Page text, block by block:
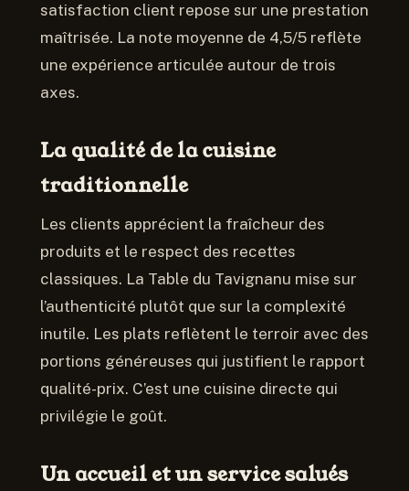
satisfaction client repose sur une prestation
maîtrisée. La note moyenne de 4,5/5 reflète
une expérience articulée autour de trois
axes.
La qualité de la cuisine
traditionnelle
Les clients apprécient la fraîcheur des
produits et le respect des recettes
classiques. La Table du Tavignanu mise sur
l’authenticité plutôt que sur la complexité
inutile. Les plats reflètent le terroir avec des
portions généreuses qui justifient le rapport
qualité-prix. C’est une cuisine directe qui
privilégie le goût.
Un accueil et un service salués